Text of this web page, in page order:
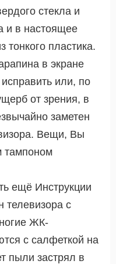
стекла и
и в настоящее
тонкого пластика.
в экране
или, по
от зрения, в
заметен
Вещи, Вы
тампоном
ещё Инструкции
телевизора с
ЖК-
с салфеткой на
пыли застрял в